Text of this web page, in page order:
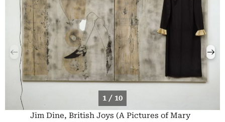
1 / 10
Jim Dine, British Joys (A Pictures of Mary